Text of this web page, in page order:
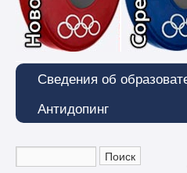
Сведения об
Антидопинг